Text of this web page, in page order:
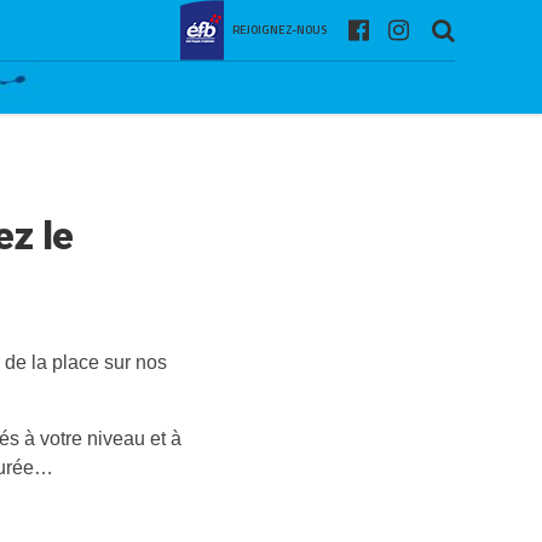
REJOIGNEZ-NOUS
le
la place sur nos
à votre niveau et à